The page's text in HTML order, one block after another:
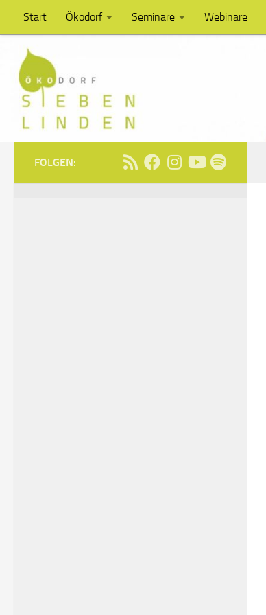
Unter dem Inhalt
Start Ökodorf Seminare Webinare
FOLGEN: